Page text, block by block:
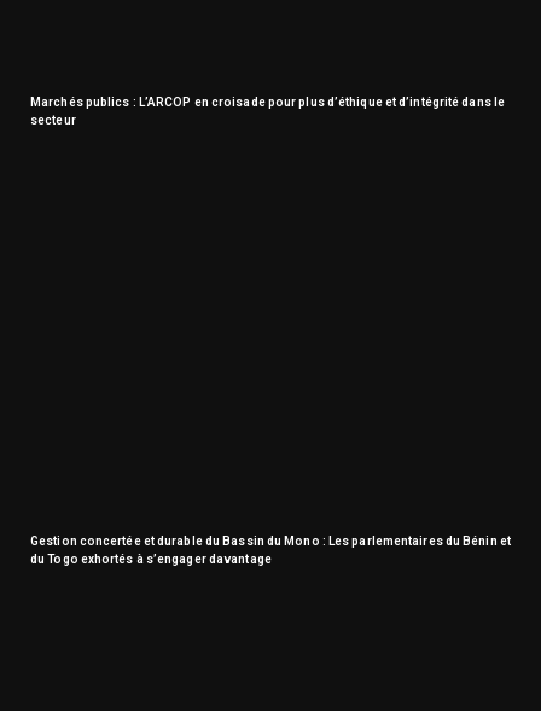
Marchés publics : L’ARCOP en croisade pour plus d’éthique et d’intégrité dans le
secteur
Gestion concertée et durable du Bassin du Mono : Les parlementaires du Bénin et
du Togo exhortés à s’engager davantage